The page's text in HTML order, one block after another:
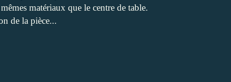
matériaux que le centre de table.
de la pièce...